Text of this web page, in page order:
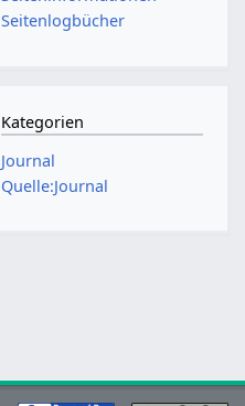
Seitenlogbücher
Kategorien
Journal
Quelle:Journal